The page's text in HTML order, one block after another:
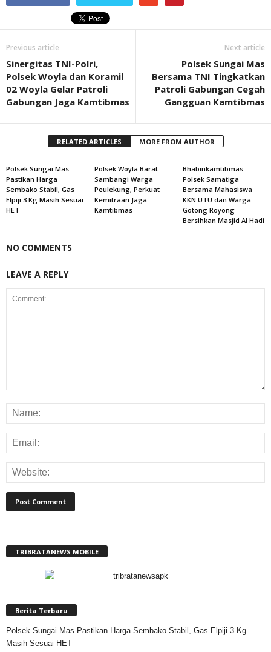
Previous article
Sinergitas TNI-Polri,
Polsek Woyla dan Koramil
02 Woyla Gelar Patroli
Gabungan Jaga Kamtibmas
Next article
Polsek Sungai Mas
Bersama TNI Tingkatkan
Patroli Gabungan Cegah
Gangguan Kamtibmas
RELATED ARTICLES MORE FROM AUTHOR
Polsek Sungai Mas
Pastikan Harga
Sembako Stabil, Gas
Elpiji 3 Kg Masih Sesuai
HET
Polsek Woyla Barat
Sambangi Warga
Peulekung, Perkuat
Kemitraan Jaga
Kamtibmas
Bhabinkamtibmas
Polsek Samatiga
Bersama Mahasiswa
KKN UTU dan Warga
Gotong Royong
Bersihkan Masjid Al Hadi
NO COMMENTS
LEAVE A REPLY
TRIBRATANEWS MOBILE
Berita Terbaru
Polsek Sungai Mas Pastikan Harga Sembako Stabil, Gas Elpiji 3 Kg
Masih Sesuai HET